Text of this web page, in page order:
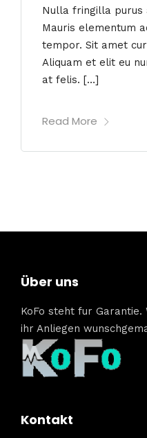
Nulla fringilla purus
Mauris elementum
tempor. Sit amet
Aliquam et elit eu
at felis. […]
Read More
Über uns
KoFo steht fur
ihr Anliegen
Kontakt